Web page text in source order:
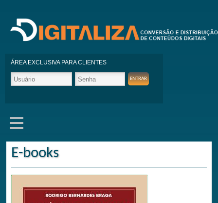
ÁREA EXCLUSIVA PARA CLIENTES
E-books